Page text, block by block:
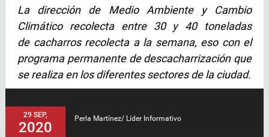
La dirección de Medio Ambiente y Cambio
Climático recolecta entre 30 y 40 toneladas
de cacharros recolecta a la semana, eso con el
programa permanente de descacharrización que
se realiza en los diferentes sectores de la ciudad.
29 SEP,
2020
Perla Martínez/ Líder Informativo